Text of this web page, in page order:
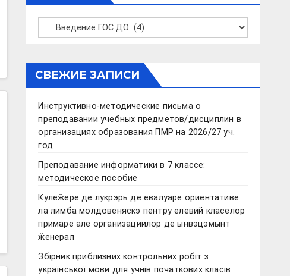
Рубрики
СВЕЖИЕ ЗАПИСИ
Инструктивно-методические письма о
преподавании учебных предметов/дисциплин в
организациях образования ПМР на 2026/27 уч.
год
Преподавание информатики в 7 классе:
методическое пособие
Кулеӂере де лукрэрь де евалуаре ориентативе
ла лимба молдовеняскэ пентру елевий класелор
примаре але организациилор де ынвэцэмынт
ӂенерал
Збірник приблизних контрольних робіт з
української мови для учнів початкових класів